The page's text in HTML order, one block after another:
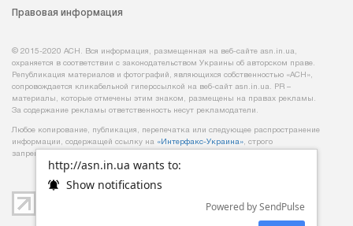
http://asn.in.ua wants to:
Show notifications
Powered by SendPulse
Правовая информация
© 2015-2020 АСН. Вся информация, размещенная на веб-сайте asn.in.ua,
охраняется в соответствии с законодательством Украины об авторском праве.
Републикация материалов и фотографий, являющихся собственностью «АСН»,
сопровождается кликабельной гиперссылкой на веб-сайт asn.іn.ua. PR –
материалы, которые отмечены этим знаком, размещены на правах рекламы.
За содержание рекламы ответственность несут рекламодатели.
Любое копирование, публикация, перепечатка или следующее распространение
информации, содержащей ссылку на «Интерфакс-Украина», строго
запрещается.